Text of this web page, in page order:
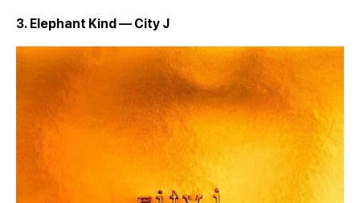
3. Elephant Kind — City J